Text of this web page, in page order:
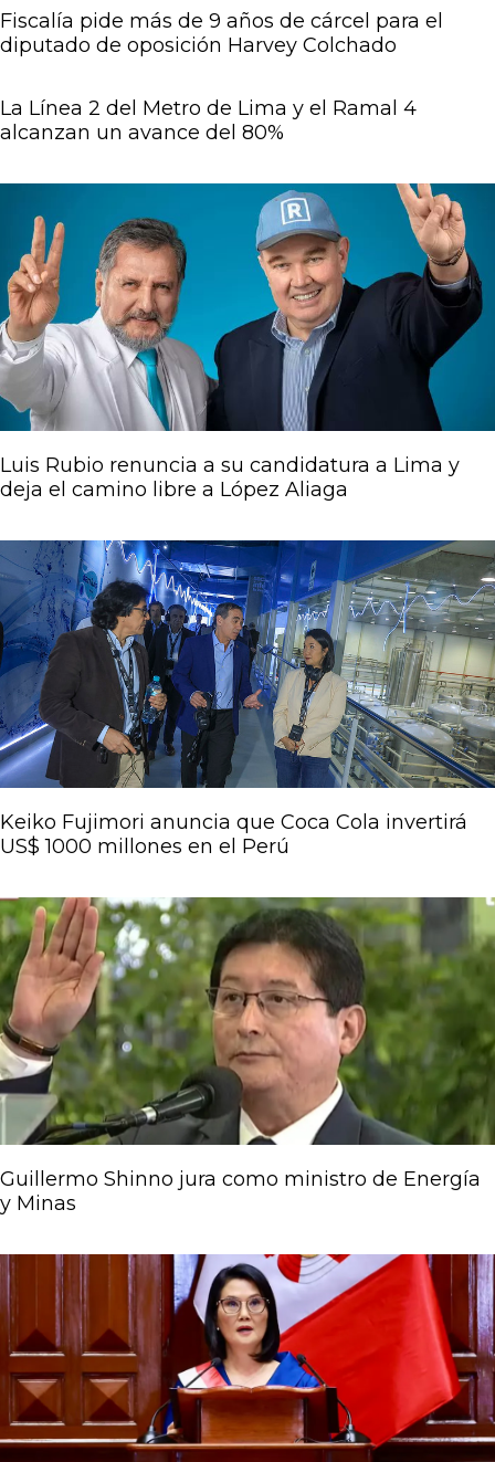
Fiscalía pide más de 9 años de cárcel para el
diputado de oposición Harvey Colchado
La Línea 2 del Metro de Lima y el Ramal 4
alcanzan un avance del 80%
Luis Rubio renuncia a su candidatura a Lima y
deja el camino libre a López Aliaga
Keiko Fujimori anuncia que Coca Cola invertirá
US$ 1000 millones en el Perú
Guillermo Shinno jura como ministro de Energía
y Minas